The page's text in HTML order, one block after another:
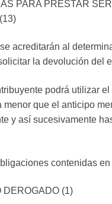
PARA PRESTAR
acreditarán al
la devolución del
podrá utilizar
menor que el anticipo
y así sucesivamente
contenidas
DEROGADO (1)